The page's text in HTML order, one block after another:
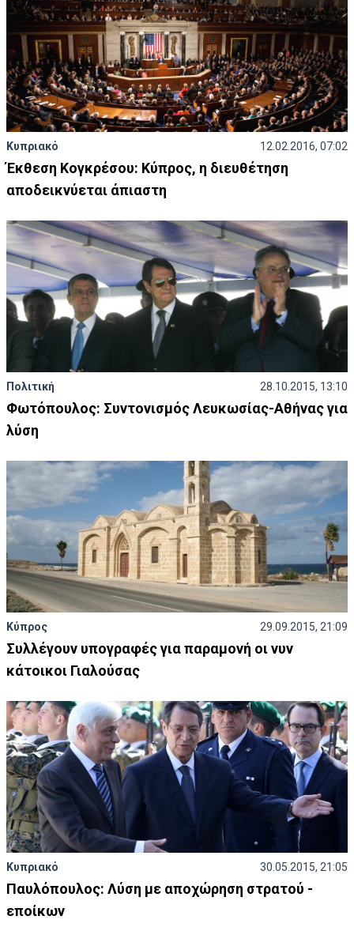
Κυπριακό 12.02.2016, 07:02
Έκθεση Κογκρέσου: Κύπρος, η διευθέτηση
αποδεικνύεται άπιαστη
Πολιτική 28.10.2015, 13:10
Φωτόπουλος: Συντονισμός Λευκωσίας-Αθήνας για
λύση
Κύπρος 29.09.2015, 21:09
Συλλέγουν υπογραφές για παραμονή οι νυν
κάτοικοι Γιαλούσας
Κυπριακό 30.05.2015, 21:05
Παυλόπουλος: Λύση με αποχώρηση στρατού -
εποίκων